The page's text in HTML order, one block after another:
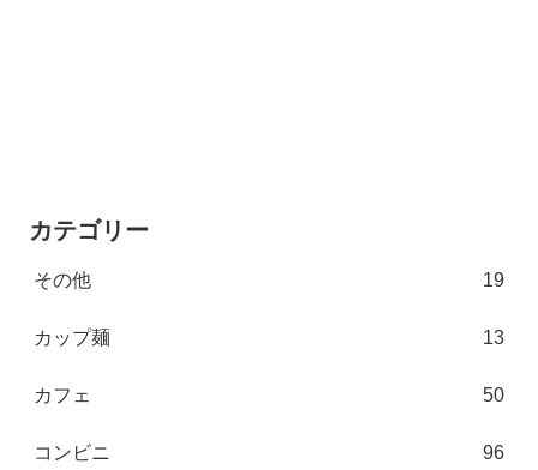
カテゴリー
その他 19
カップ麺 13
カフェ 50
コンビニ 96